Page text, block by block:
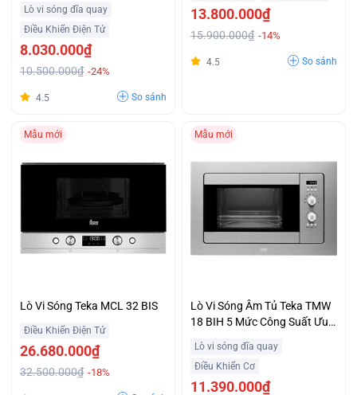
Lò vi sóng đĩa quay
Điều Khiển Điện Tử
8.030.000₫
10.500.000₫ -24%
4.5 So sánh
13.800.000₫
15.900.000₫ -14%
4.5 So sánh
Mẫu mới
Lò Vi Sóng Teka MCL 32 BIS
Điều Khiển Điện Tử
26.680.000₫
32.500.000₫ -18%
Mẫu mới
Lò Vi Sóng Âm Tủ Teka TMW
18 BIH 5 Mức Công Suất Ưu
Lò vi sóng đĩa quay
Điều Khiển Cơ
11.390.000₫